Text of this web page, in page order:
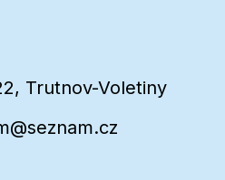
Trutnov-Voletiny